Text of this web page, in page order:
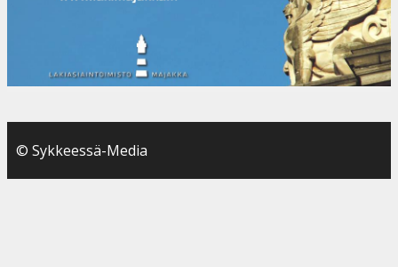
© Sykkeessä-Media